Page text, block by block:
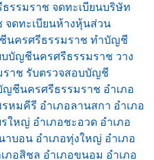
รรมราช จดทะเบียนบริษัท
จดทะเบียนห้างหุ้นส่วน
นครศรีธรรมราช ทำบัญชี
บัญชีนครศรีธรรมราช วาง
าช รับตรวจสอบบัญชี
ชีนครศรีธรรมราช อำเภอ
หมคีรี อำเภอลานสกา อำเภอ
ใหญ่ อำเภอชะอวด อำเภอ
าบอน อำเภอทุ่งใหญ่ อำเภอ
ภอสิชล อำเภอขนอม อำเภอ